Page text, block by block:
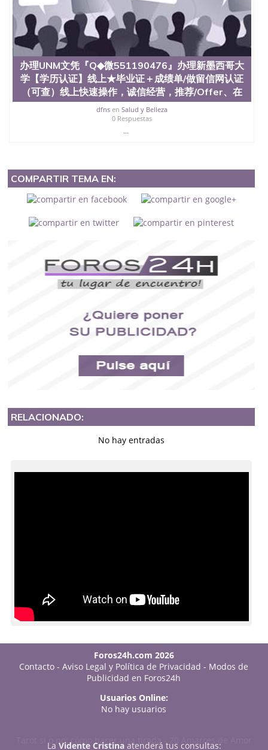
办理UNM文凭『Q◆微551190476』办理新墨西哥大
学【学历认证】线上★毕业证＋成绩单/做留信网认证
（可查）线上快速操作，诚信经营，推荐/Offer、在
dfnsen Salud y Belleza
0 Respuestas
...
COMPARTIR TEMA EN:
RELACIONADO:
No hay entradas
Foros24h.com 2026
Contacto -Aviso Legal y Política de Privacidad - Modos de
Publicidad en Foros24h
Usuarios Online:
No hay usuarios
Tarot sí o no: cómo hacer una tirada-
20 Amarres de Amor
La Vidente Cristinaatenderá tus consultas: